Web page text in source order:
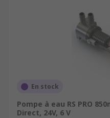
En stock
Pompe à eau RS PRO
Direct, 24V, 6 V